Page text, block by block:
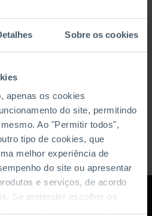
Sobre os cookies
apenas os cookies
do site, permitindo
Ao "Permitir todos",
tipo de cookies, que
melhor experiência de
do site ou apresentar
e serviços, de acordo
Se pretender escolher os